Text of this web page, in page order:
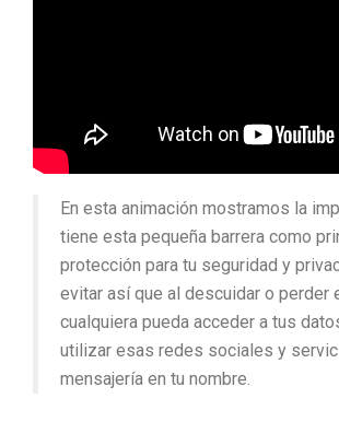
En esta animación mostramos la
tiene esta pequeña barrera como
protección para tu seguridad y
evitar así que al descuidar o perder
cualquiera pueda acceder a tus
utilizar esas redes sociales y
mensajería en tu nombre.